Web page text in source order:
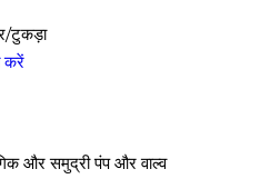
टुकड़ा
करें
और समुद्री पंप और वाल्व